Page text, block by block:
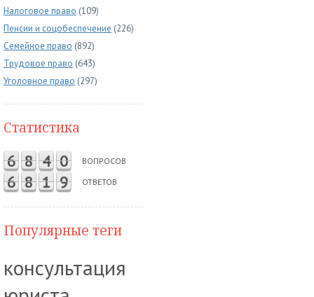
Налоговое право (109)
Пенсии и соцобеспечение (226)
Семейное право (892)
Трудовое право (643)
Уголовное право (297)
Статистика
6 8 4 0 ВОПРОСОВ
6 8 1 9 ОТВЕТОВ
Популярные теги
консультация